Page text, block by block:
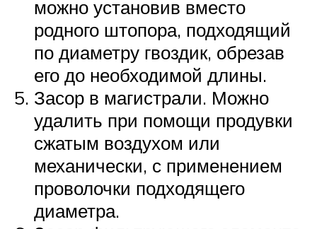
можно установив вместо
родного штопора, подходящий
по диаметру гвоздик, обрезав
его до необходимой длины.
Засор в магистрали. Можно
удалить при помощи продувки
сжатым воздухом или
механически, с применением
проволочки подходящего
диаметра.